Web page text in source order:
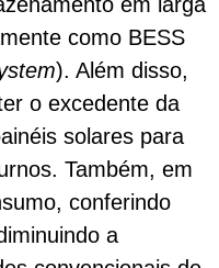
como BESS
). Além disso,
o excedente da
solares para
Também, em
conferindo
a